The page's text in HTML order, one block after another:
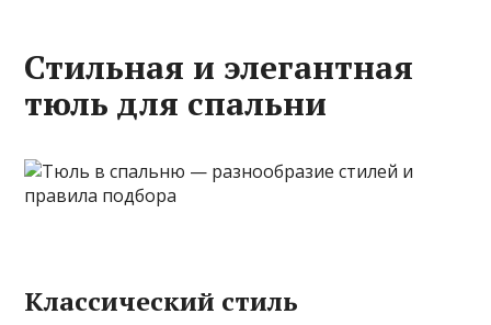
Стильная и элегантная
тюль для спальни
Классический стиль